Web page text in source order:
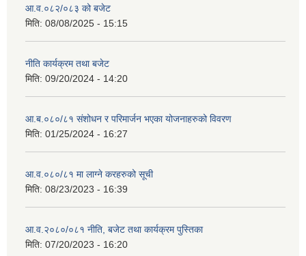
आ.व.०८२/०८३ को बजेट
मिति: 08/08/2025 - 15:15
नीति कार्यक्रम तथा बजेट
मिति: 09/20/2024 - 14:20
आ.ब.०८०/८१ संशोधन र परिमार्जन भएका योजनाहरुको विवरण
मिति: 01/25/2024 - 16:27
आ.व.०८०/८१ मा लाग्ने करहरुको सूची
मिति: 08/23/2023 - 16:39
आ.व.२०८०/०८१ नीति, बजेट तथा कार्यक्रम पुस्तिका
मिति: 07/20/2023 - 16:20